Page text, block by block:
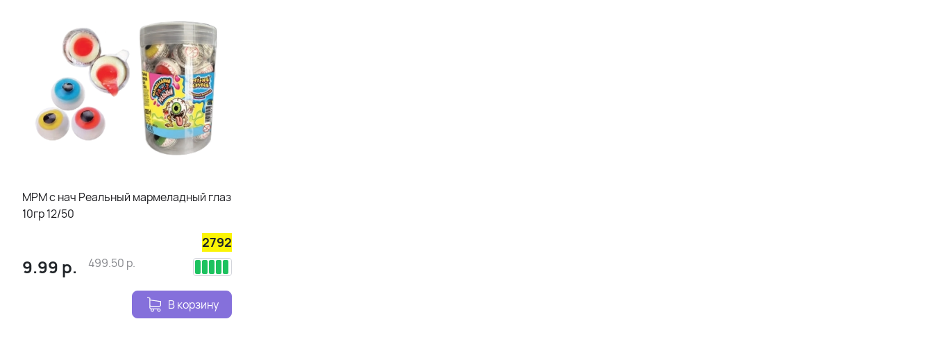
МРМ с нач Реальный мармеладный глаз
10гр 12/50
2792
9.99 р. 499.50 р.
В корзину